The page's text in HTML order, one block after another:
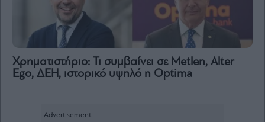
Χρηματιστήριο: Τι συμβαίνει σε Metlen, Αlter
Ego, ΔΕΗ, ιστορικό υψηλό η Optima